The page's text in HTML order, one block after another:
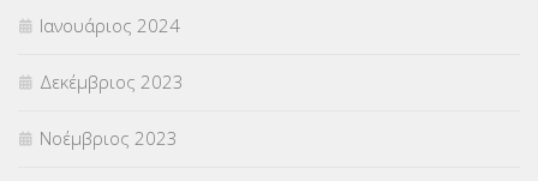
Ιανουάριος 2024
Δεκέμβριος 2023
Νοέμβριος 2023